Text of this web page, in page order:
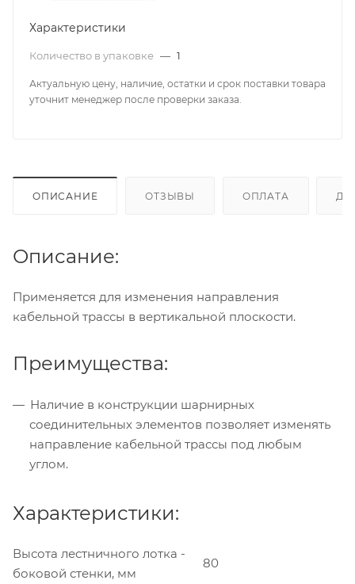
Характеристики
Количество в упаковке — 1
Актуальную цену, наличие, остатки и срок поставки товара
уточнит менеджер после проверки заказа.
ОПИСАНИЕ ОТЗЫВЫ ОПЛАТА
Описание:
Применяется для изменения направления
кабельной трассы в вертикальной плоскости.
Преимущества:
Наличие в конструкции шарнирных
соединительных элементов позволяет изменять
направление кабельной трассы под любым
углом.
Характеристики:
Высота лестничного лотка -
боковой стенки, мм
80